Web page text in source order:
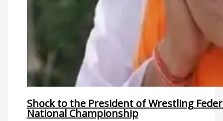
Shock to the President of Wrestling
National Championship